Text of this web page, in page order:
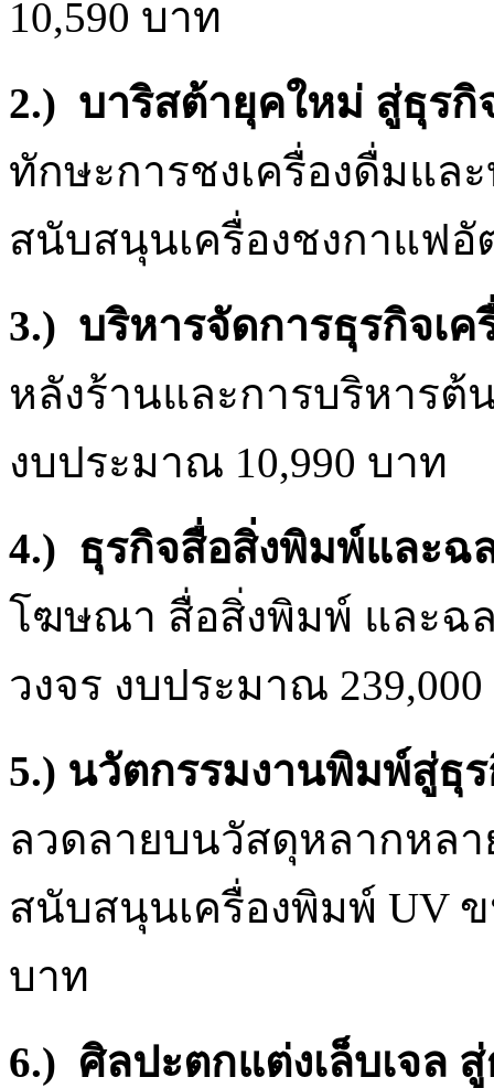
10,590 บาท
2.) บาริสต้ายุคใหม่ สู่ธุร
ทักษะการชงเครื่องดื่มแล
สนับสนุนเครื่องชงกาแฟอั
3.) บริหารจัดการธุรกิจเ
หลังร้านและการบริหาร
งบประมาณ 10,990 บาท
4.) ธุรกิจสื่อสิ่งพิมพ์และฉ
โฆษณา สื่อสิ่งพิมพ์ และฉ
วงจร งบประมาณ
5.) นวัตกรรมงานพิมพ์สู่ธุ
ลวดลายบนวัสดุหลากหลา
สนับสนุนเครื่องพิมพ์ UV
บาท
6.) ศิลปะตกแต่งเล็บเจล